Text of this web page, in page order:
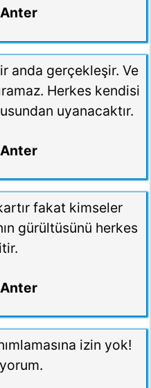
anda gerçekleşir. Ve
Herkes kendisi
uyanacaktır.
fakat kimseler
gürültüsünü herkes
izin yok!